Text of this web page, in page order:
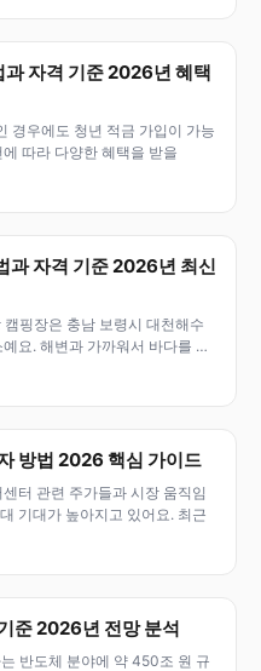
자격 기준 2026년 혜택
경우에도 청년 적금 가입이 가능
따라 다양한 혜택을 받을
과 자격 기준 2026년 최신
핑장은 충남 보령시 대천해수
요. 해변과 가까워서 바다를 즐
방법 2026 핵심 가이드
터 관련 주가들과 시장 움직임
기대가 높아지고 있어요. 최근
준 2026년 전망 분석
반도체 분야에 약 450조 원 규